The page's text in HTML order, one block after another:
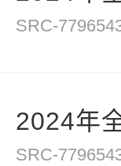
SRC-
2024年
SRC-